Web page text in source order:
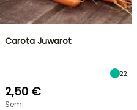
Carota Juwarot
22
2,50 €
Semi